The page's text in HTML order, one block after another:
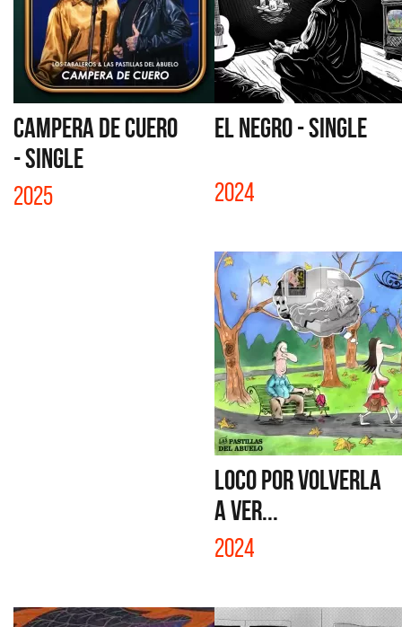
CAMPERA DE CUERO
- SINGLE
2025
EL NEGRO - SINGLE
2024
LOCO POR VOLVERLA
A VER...
2024